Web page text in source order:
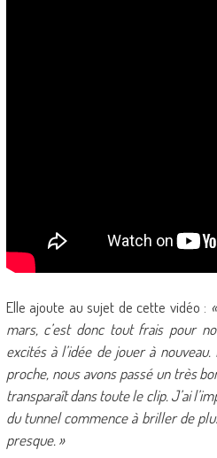
Elle ajoute au sujet de cette vidéo :
mars, c’est donc tout frais pour
excités à l’idée de jouer à
proche, nous avons passé un très
transparaît dans toute le clip. J’ai
du tunnel commence à briller de
presque. »